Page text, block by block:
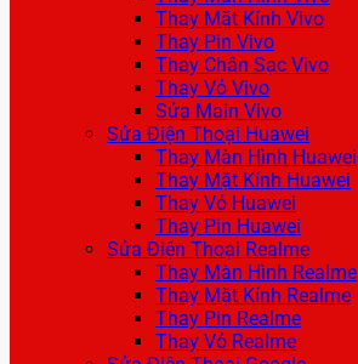
Thay Mặt Kính Vivo
Thay Pin Vivo
Thay Chân Sạc Vivo
Thay Vỏ Vivo
Sửa Main Vivo
Sửa Điện Thoại Huawei
Thay Màn Hình Huawei
Thay Mặt Kính Huawei
Thay Vỏ Huawei
Thay Pin Huawei
Sửa Điện Thoại Realme
Thay Màn Hình Realme
Thay Mặt Kính Realme
Thay Pin Realme
Thay Vỏ Realme